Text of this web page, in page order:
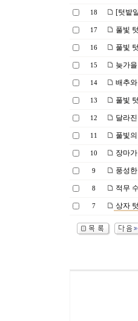
18 [텃밭
17 풀빛
16 풀빛
15 늦가
14 배추
13 풀빛
12 달라
11 풀빛
10 장마
9 풍성
8 적무
7 상자